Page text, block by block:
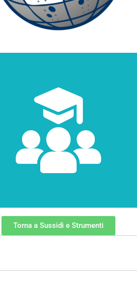
Torna a Sussidi e Strumenti